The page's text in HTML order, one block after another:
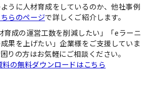
うに人材育成をしているのか、他社事例
らのページで詳しくご紹介します。
成の運営工数を削減したい」「eラーニ
果を上げたい」企業様をご支援していま
りの方はお気軽にご相談ください。
の無料ダウンロードはこちら